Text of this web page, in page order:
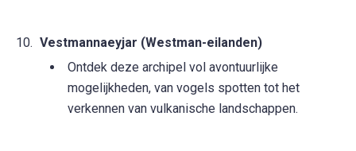
Vestmannaeyjar (Westman-eilanden)
Ontdek deze archipel vol avontuurlijke
mogelijkheden, van vogels spotten tot het
verkennen van vulkanische landschappen.